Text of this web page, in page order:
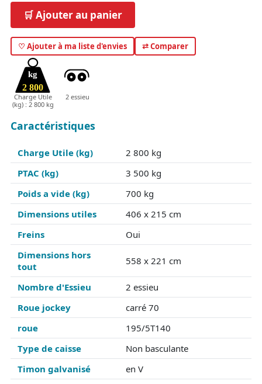
🛒 Ajouter au panier
♡ Ajouter à ma liste d'envies ⇄ Comparer
2 800
kg
Charge Utile
(kg) : 2 800 kg
2 essieu
Caractéristiques
Charge Utile (kg)
2 800 kg
PTAC (kg)
3 500 kg
Poids a vide (kg)
700 kg
Dimensions utiles
406 x 215 cm
Freins
Oui
Dimensions hors
tout
558 x 221 cm
Nombre d'Essieu
2 essieu
Roue jockey
carré 70
roue
195/5T140
Type de caisse
Non basculante
Timon galvanisé
en V